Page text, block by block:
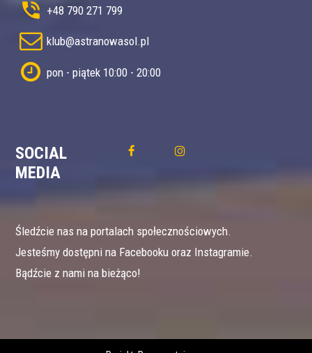
+48 790 271 799
klub@astranowasol.pl
pon - piątek 10:00 - 20:00
SOCIAL
MEDIA
Śledźcie nas na portalach społecznościowych.
Jesteśmy dostępni na Facebooku oraz Instagramie.
Bądźcie z nami na bieżąco!